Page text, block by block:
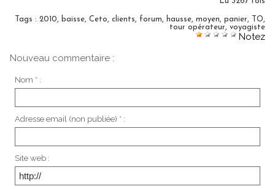
Tags : 2010, baisse, Ceto, clients, forum, hausse, moyen, panier, TO,
tour opérateur, voyagiste
Notez
Nouveau commentaire :
Nom * :
Adresse email (non publiée) * :
Site web :